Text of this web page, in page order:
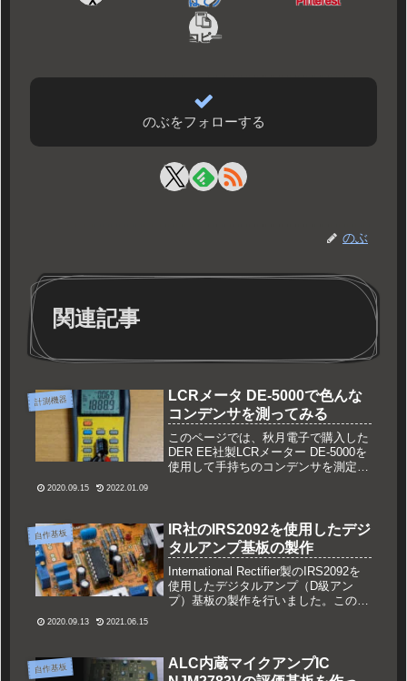
コピー
のぶをフォローする
のぶ
関連記事
計測機器
LCRメータ DE-5000で色んな
コンデンサを測ってみる
このページでは、秋月電子で購入した
DER EE社製LCRメーター DE-5000を
使用して手持ちのコンデンサを測定し
100Hz/120Hz/1kHz/10kHz/100kHzで
す。基本的には全周波数で確認しま
す。
2020.09.15 2022.01.09
自作基板
IR社のIRS2092を使用したデジ
タルアンプ基板の製作
International Rectifier製のIRS2092を
使用したデジタルアンプ（D級アン
プ）基板の製作を行いました。このIC
ライバのみのような構成をしていて、
パワー段のMOSFETを外付けで接続
2020.09.13 2021.06.15
自作基板
ALC内蔵マイクアンプIC